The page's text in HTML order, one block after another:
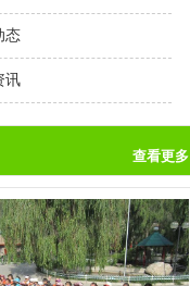
态
讯
查看更多
一个团队取得成功的根
个人创意是团…